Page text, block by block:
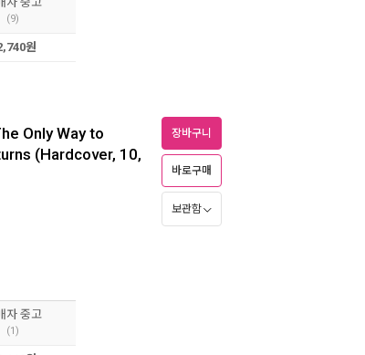
(9)
원
Only Way to
(Hardcover, 10,
장바구니
바로구매
보관함
자 중고
(1)